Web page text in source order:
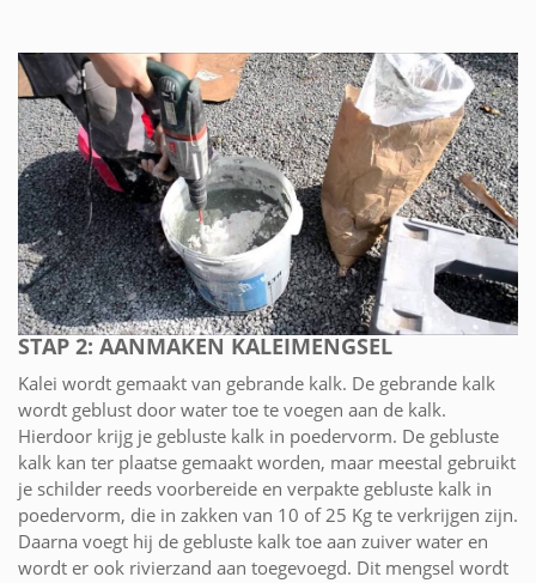
STAP 2: AANMAKEN KALEIMENGSEL
Kalei wordt gemaakt van gebrande kalk. De gebrande kalk
wordt geblust door water toe te voegen aan de kalk.
Hierdoor krijg je gebluste kalk in poedervorm. De gebluste
kalk kan ter plaatse gemaakt worden, maar meestal gebruikt
je schilder reeds voorbereide en verpakte gebluste kalk in
poedervorm, die in zakken van 10 of 25 Kg te verkrijgen zijn.
Daarna voegt hij de gebluste kalk toe aan zuiver water en
wordt er ook rivierzand aan toegevoegd. Dit mengsel wordt